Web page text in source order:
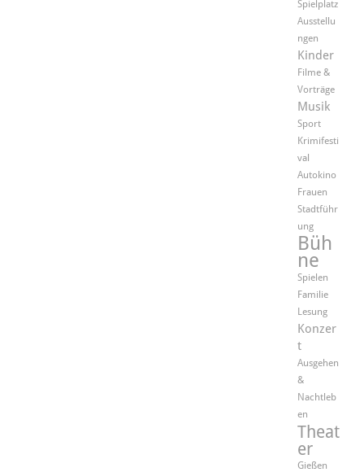
Spielplatz
Ausstellu
ngen
Kinder
Filme &
Vorträge
Musik
Sport
Krimifesti
val
Autokino
Frauen
Stadtführ
ung
Büh
ne
Spielen
Familie
Lesung
Konzer
t
Ausgehen
&
Nachtleb
en
Theat
er
Gießen